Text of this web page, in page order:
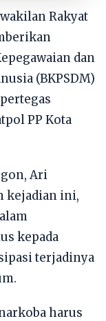
Rakyat
dan
(BKPSDM)
PP Kota
Ari
kejadian ini,
kepada
terjadinya
harus